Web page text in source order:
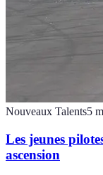
Nouveaux Talents5
Les jeunes
ascension